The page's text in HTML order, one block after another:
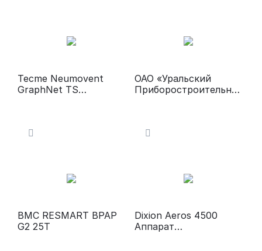
Tecme Neumovent
GraphNet TS
ОАО «Уральский
Приборостроительны
BMC RESMART BPAP
G2 25T
Dixion Aeros 4500
Аппарат